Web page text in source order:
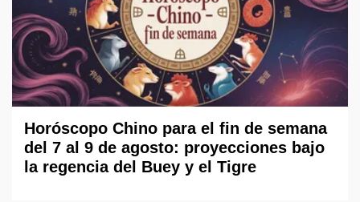
Horóscopo Chino para el fin de semana
del 7 al 9 de agosto: proyecciones bajo
la regencia del Buey y el Tigre